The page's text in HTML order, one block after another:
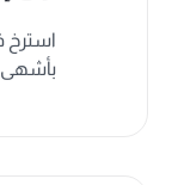
استرخ
بأشهى